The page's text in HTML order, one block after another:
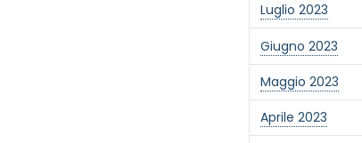
Luglio 2023
Giugno 2023
Maggio 2023
Aprile 2023
tramite l'iscrizione alla newsletter